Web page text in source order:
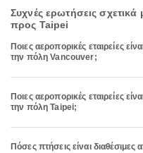
Συχνές ερωτήσεις
προς Taipei
Ποιες αεροπορικές εταιρείες
την πόλη Vancouver;
Ποιες αεροπορικές εταιρείες
την πόλη Taipei;
Πόσες πτήσεις είναι